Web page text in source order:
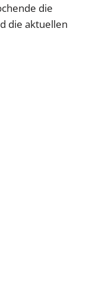
die
die aktuellen